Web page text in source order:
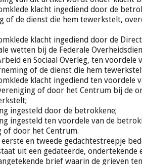
klacht ingediend door de
of de dienst die hem tewerkstelt,
klacht ingediend door de
wetten bij de Federale
en Sociaal Overleg, ten voordele
of de dienst die hem
klacht ingediend ten voordele
of door het Centrum bij de
ingesteld door de betrokkene;
ingesteld ten voordele van de
of door het Centrum.
en tweede gedachtestreepje
uit een gedateerde,
brief waarin de grieven